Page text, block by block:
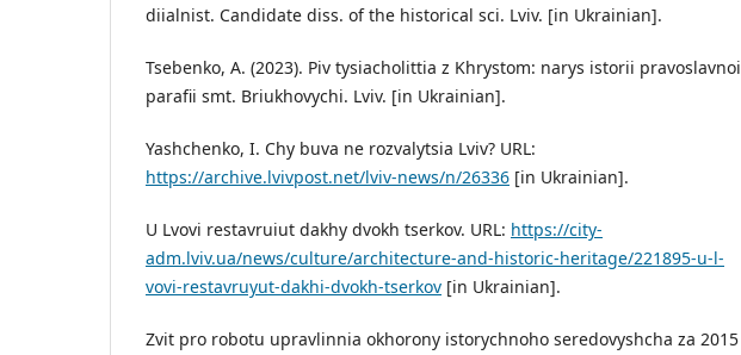
diialnist. Candidate diss. of the historical sci. Lviv. [in Ukrainian].
Tsebenko, A. (2023). Piv tysiacholittia z Khrystom: narys istorii pravoslavnoi
parafii smt. Briukhovychi. Lviv. [in Ukrainian].
Yashchenko, I. Chy buva ne rozvalytsia Lviv? URL:
https://archive.lvivpost.net/lviv-news/n/26336 [in Ukrainian].
U Lvovi restavruiut dakhy dvokh tserkov. URL: https://city-
adm.lviv.ua/news/culture/architecture-and-historic-heritage/221895-u-l-
vovi-restavruyut-dakhi-dvokh-tserkov [in Ukrainian].
Zvit pro robotu upravlinnia okhorony istorychnoho seredovyshcha za 2015